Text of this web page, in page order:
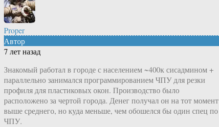
Proper
Автор
7 лет назад
Знакомый работал в городе с населением ~400к сисадмином +
параллельно занимался программированием ЧПУ для резки
профиля для пластиковых окон. Производство было
расположено за чертой города. Денег получал он на тот момент
выше среднего, но куда меньше, чем обошелся бы один спец по
ЧПУ.